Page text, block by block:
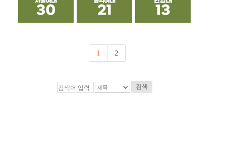
1 2
검색